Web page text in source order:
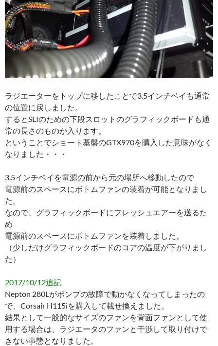
ラジエーターをトップに移したことで3.5インチベイも通常
の位置に戻しました。
するとSLIのための下段スロットのグラフィックボードも通
常の長さのものが入ります。
ということでショート基盤のGTX970を購入した意味がなく
なりました・・・
3.5インチベイを電源の前から元の場所へ移動したので
電源前のスペースにボトムファンの装着が可能となりまし
た。
なので、グラフィックボードにフレッシュエアーを送るた
め
電源前のスペースにボトムファンを装着しました。
（少しだけグラフィックボードのコアの温度が下がりまし
た）
2017/10/12追記
Nepton 280Lがポンプの故障で動かなくなってしまったの
で、Corsair H115iを購入して載せ換えました。
結果として一般的なサイズのファンを背面ファンとして使
用する場合は、ラジエータのファンと干渉して取り付けで
きない事態となりました。